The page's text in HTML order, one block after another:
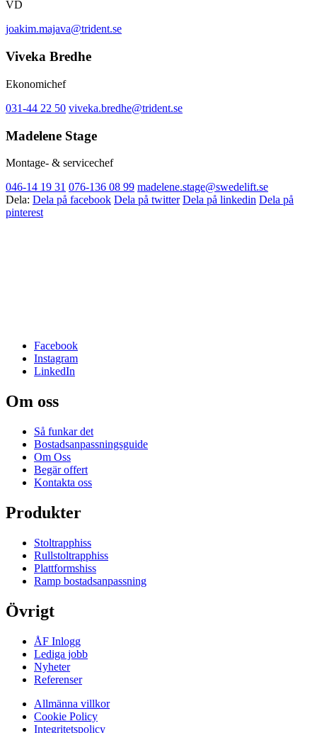
VD
joakim.majava@trident.se
Viveka Bredhe
Ekonomichef
031-44 22 50 viveka.bredhe@trident.se
Madelene Stage
Montage- & servicechef
046-14 19 31 076-136 08 99 madelene.stage@swedelift.se
Dela: Dela på facebook Dela på twitter Dela på linkedin Dela på
pinterest
Facebook
Instagram
LinkedIn
Om oss
Så funkar det
Bostadsanpassningsguide
Om Oss
Begär offert
Kontakta oss
Produkter
Stoltrapphiss
Rullstoltrapphiss
Plattformshiss
Ramp bostadsanpassning
Övrigt
ÅF Inlogg
Lediga jobb
Nyheter
Referenser
Allmänna villkor
Cookie Policy
Integritetspolicy